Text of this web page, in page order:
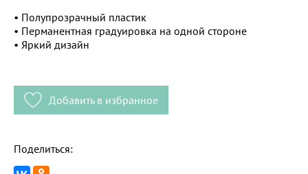
• Полупрозрачный пластик
• Перманентная градуировка на одной стороне
• Яркий дизайн
Добавить в избранное
Поделиться: